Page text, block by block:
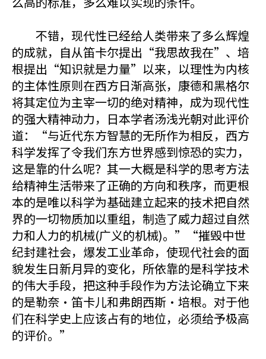
不错，现代性已经给人类带来了多么辉煌
的成就，自从笛卡尔提出“我思故我在”、培
根提出“知识就是力量”以来，以理性为内核
的主体性原则在西方日渐高张，康德和黑格尔
将其定位为主宰一切的绝对精神，成为现代性
的强大精神动力，日本学者汤浅光朝对此评价
道：“与近代东方智慧的无所作为相反，西方
科学发挥了令我们东方世界感到惊恐的实力，
这是靠的什么呢？其一大概是科学的思考方法
给精神生活带来了正确的方向和秩序，而更根
本的是唯以科学为基础建立起来的技术把自然
界的一切物质加以重组，制造了威力超过自然
力和人力的机械(广义的机械)。”“摧毁中世
纪封建社会，爆发工业革命，使现代社会的面
貌发生日新月异的变化，所依靠的是科学技术
的伟大手段，把这种手段作为方法论确立下来
的是勒奈·笛卡儿和弗朗西斯·培根。对于他
们在科学史上应该占有的地位，必须给予极高
的评价。”